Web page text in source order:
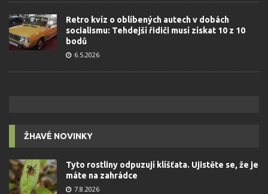
Retro kvíz o oblíbených autech v dobách
socialismu: Tehdejší řidiči musí získat 10 z 10
bodů
6.5.2026
ŽHAVÉ NOVINKY
Tyto rostliny odpuzují klíšťata. Ujistěte se, že je
máte na zahrádce
7.8.2026